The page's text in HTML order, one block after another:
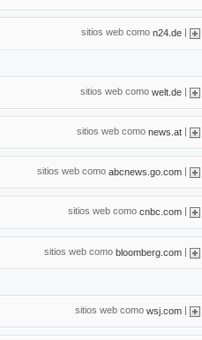
sitios web como n24.de
sitios web como welt.de |
sitios web como news.at |
sitios web como abcnews.go.com |
sitios web como cnbc.com
sitios web como bloomberg.com |
sitios web como wsj.com |